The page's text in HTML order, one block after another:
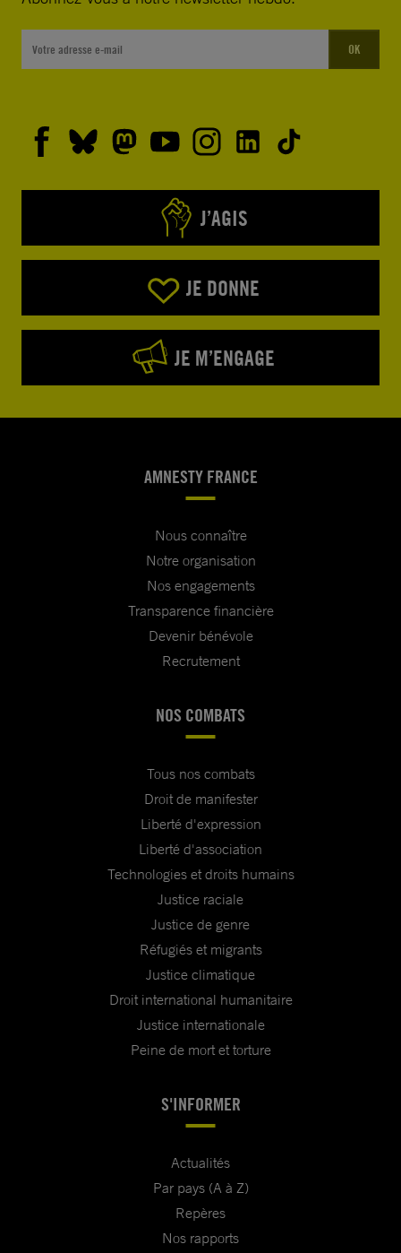
OK
J’AGIS
JE DONNE
JE M’ENGAGE
AMNESTY FRANCE
Nous connaître
Notre organisation
Nos engagements
Transparence financière
Devenir bénévole
Recrutement
NOS COMBATS
Tous nos combats
Droit de manifester
Liberté d'expression
Liberté d'association
Technologies et droits humains
Justice raciale
Justice de genre
Réfugiés et migrants
Justice climatique
Droit international humanitaire
Justice internationale
Peine de mort et torture
S'INFORMER
Actualités
Par pays (A à Z)
Repères
Nos rapports